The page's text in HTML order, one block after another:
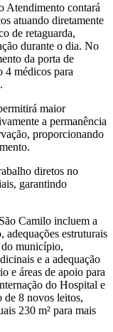
Atendimento contará
atuando diretamente
de retaguarda,
durante o dia. No
da porta de
4 médicos para
maior
a permanência
proporcionando
diretos no
garantindo
Camilo incluem a
estruturais
município,
e a adequação
e áreas de apoio para
do Hospital e
de 8 novos leitos,
230 m² para mais